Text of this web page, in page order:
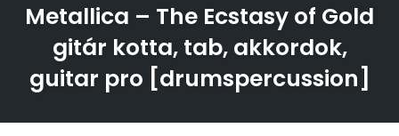
Metallica – The Ecstasy of Gold
gitár kotta, tab, akkordok,
guitar pro [drumspercussion]